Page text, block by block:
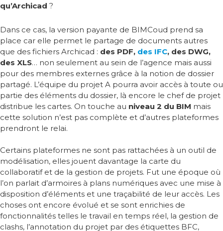
qu’Archicad ?
Dans ce cas, la version payante de BIMCoud prend sa
place car elle permet le partage de documents autres
que des fichiers Archicad : des PDF, des IFC, des DWG,
des XLS… non seulement au sein de l’agence mais aussi
pour des membres externes grâce à la notion de dossier
partagé. L’équipe du projet A pourra avoir accès à toute ou
partie des éléments du dossier, là encore le chef de projet
distribue les cartes. On touche au niveau 2 du BIM mais
cette solution n’est pas complète et d’autres plateformes
prendront le relai.
Certains plateformes ne sont pas rattachées à un outil de
modélisation, elles jouent davantage la carte du
collaboratif et de la gestion de projets. Fut une époque où
l’on parlait d’armoires à plans numériques avec une mise à
disposition d’éléments et une traçabilité de leur accès. Les
choses ont encore évolué et se sont enrichies de
fonctionnalités telles le travail en temps réel, la gestion de
clashs, l’annotation du projet par des étiquettes BFC,